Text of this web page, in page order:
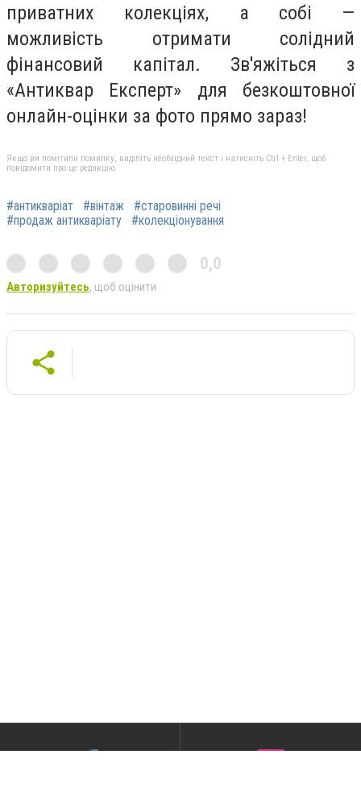
приватних колекціях, а собі —
можливість отримати солідний
фінансовий капітал. Зв'яжіться з
«Антиквар Експерт» для безкоштовної
онлайн-оцінки за фото прямо зараз!
Якщо ви помітили помилку, виділіть необхідний текст і натисніть Ctrl + Enter, щоб
повідомити про це редакцію
#антикваріат #вінтаж
#старовинні речі
#продаж антикваріату
#колекціонування
0,0
Авторизуйтесь, щоб оцінити